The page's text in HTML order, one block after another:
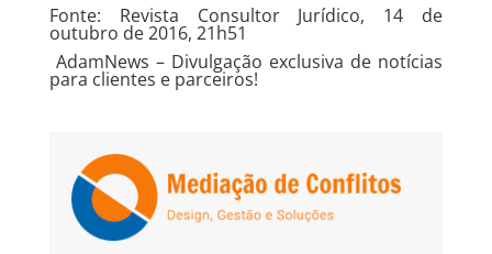
Fonte: Revista Consultor Jurídico, 14 de
outubro de 2016, 21h51
AdamNews – Divulgação exclusiva de notícias
para clientes e parceiros!